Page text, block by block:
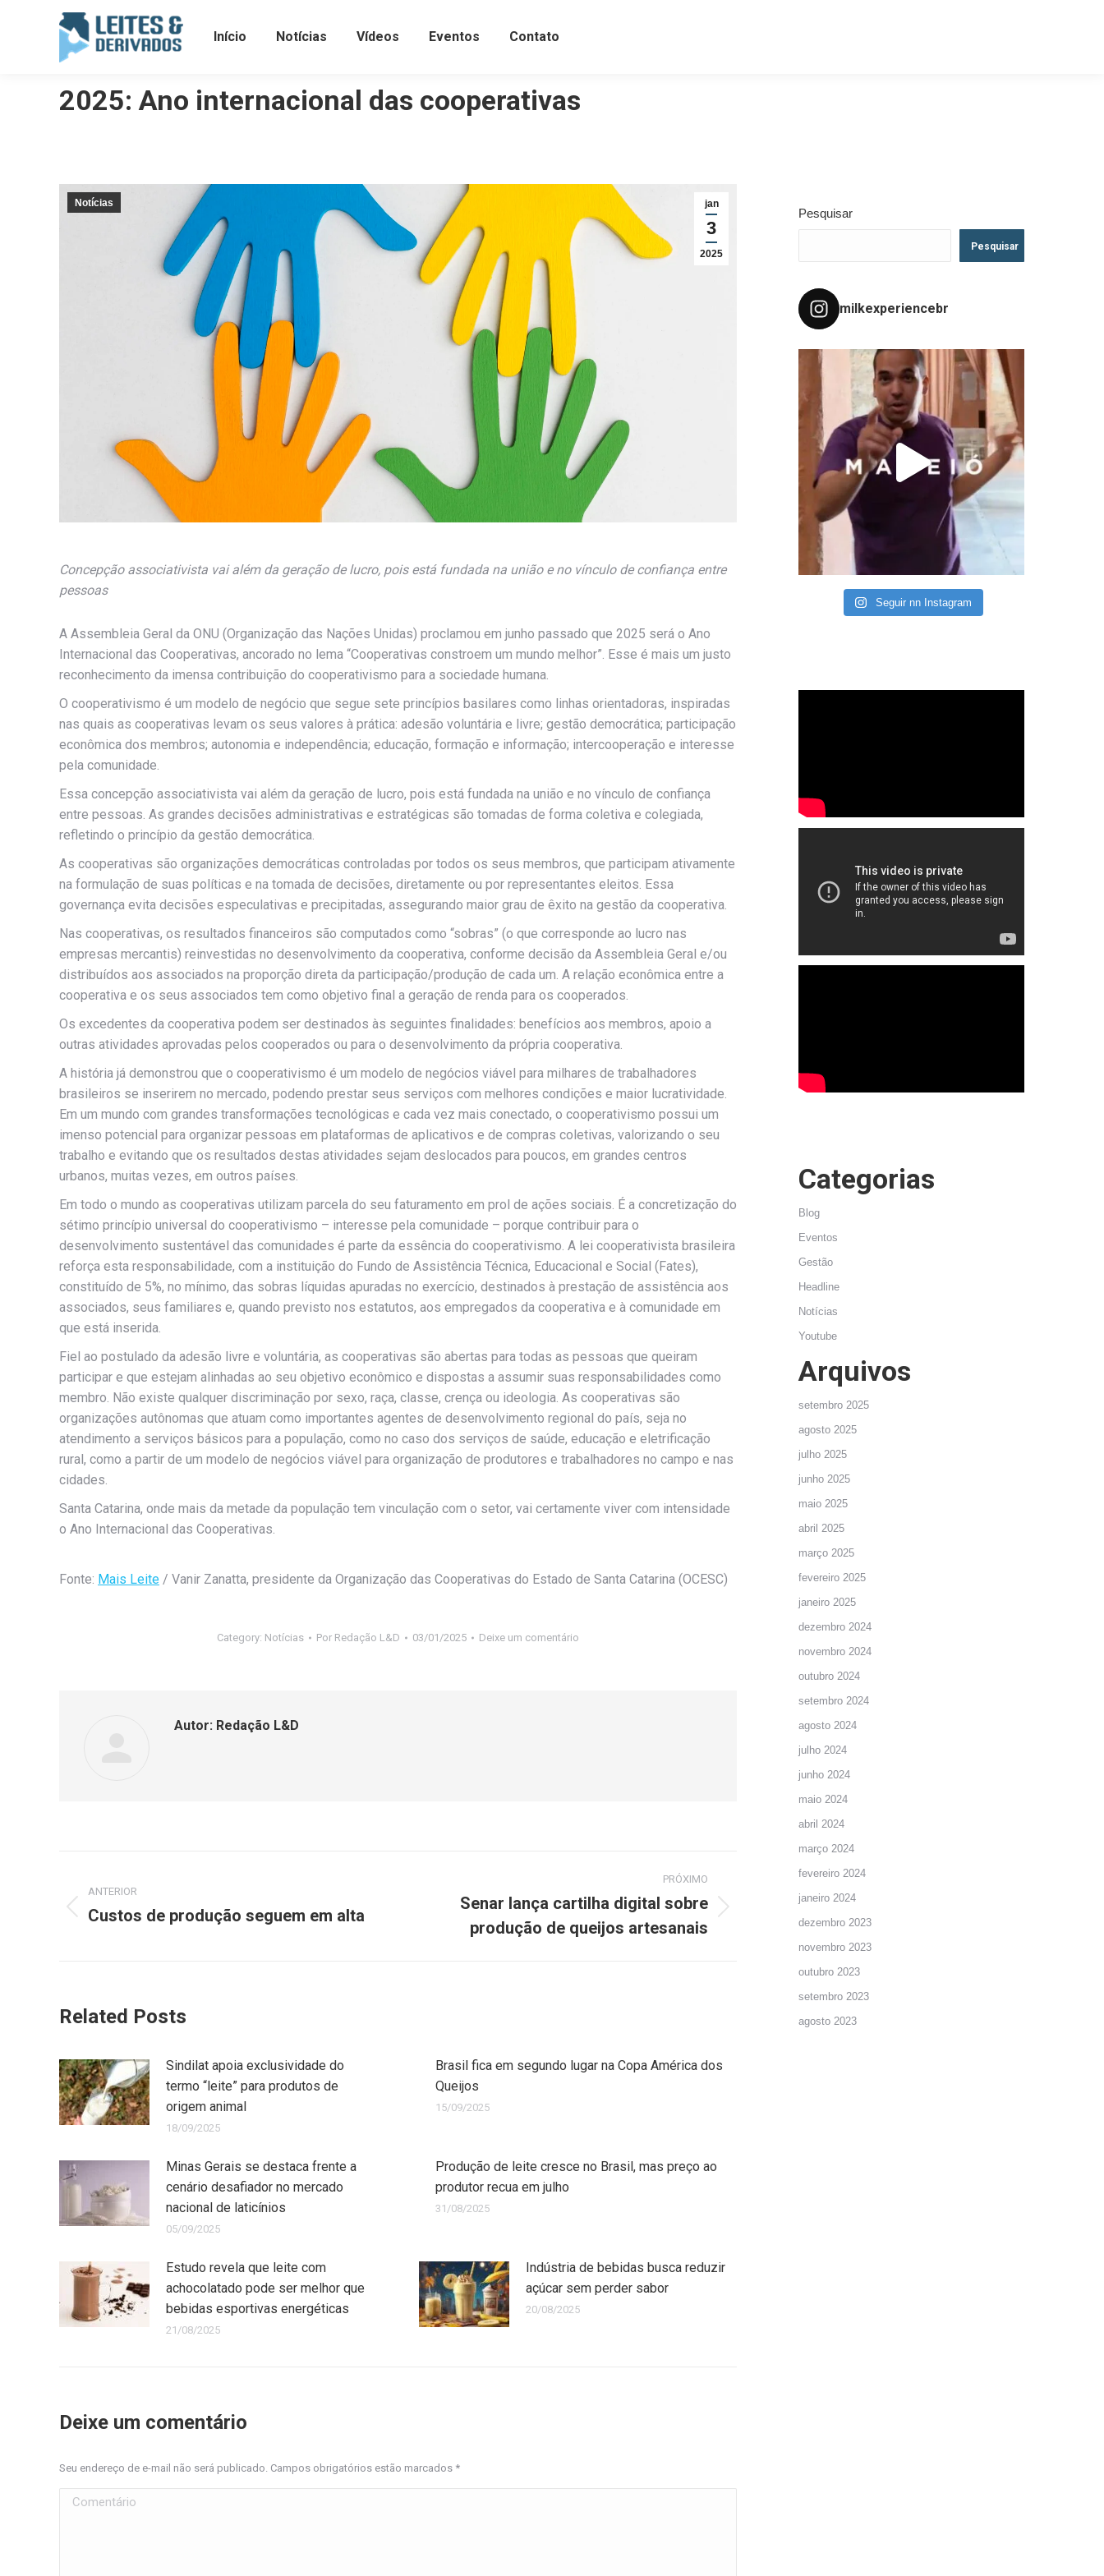
Início Notícias Vídeos Eventos Contato
2025: Ano internacional das cooperativas
jan
3
2025
Notícias
Concepção associativista vai além da geração de lucro, pois está fundada na união e no vínculo de confiança entre
pessoas
A Assembleia Geral da ONU (Organização das Nações Unidas) proclamou em junho passado que 2025 será o Ano
Internacional das Cooperativas, ancorado no lema “Cooperativas constroem um mundo melhor”. Esse é mais um justo
reconhecimento da imensa contribuição do cooperativismo para a sociedade humana.
O cooperativismo é um modelo de negócio que segue sete princípios basilares como linhas orientadoras, inspiradas
nas quais as cooperativas levam os seus valores à prática: adesão voluntária e livre; gestão democrática; participação
econômica dos membros; autonomia e independência; educação, formação e informação; intercooperação e interesse
pela comunidade.
Essa concepção associativista vai além da geração de lucro, pois está fundada na união e no vínculo de confiança
entre pessoas. As grandes decisões administrativas e estratégicas são tomadas de forma coletiva e colegiada,
refletindo o princípio da gestão democrática.
As cooperativas são organizações democráticas controladas por todos os seus membros, que participam ativamente
na formulação de suas políticas e na tomada de decisões, diretamente ou por representantes eleitos. Essa
governança evita decisões especulativas e precipitadas, assegurando maior grau de êxito na gestão da cooperativa.
Nas cooperativas, os resultados financeiros são computados como “sobras” (o que corresponde ao lucro nas
empresas mercantis) reinvestidas no desenvolvimento da cooperativa, conforme decisão da Assembleia Geral e/ou
distribuídos aos associados na proporção direta da participação/produção de cada um. A relação econômica entre a
cooperativa e os seus associados tem como objetivo final a geração de renda para os cooperados.
Os excedentes da cooperativa podem ser destinados às seguintes finalidades: benefícios aos membros, apoio a
outras atividades aprovadas pelos cooperados ou para o desenvolvimento da própria cooperativa.
A história já demonstrou que o cooperativismo é um modelo de negócios viável para milhares de trabalhadores
brasileiros se inserirem no mercado, podendo prestar seus serviços com melhores condições e maior lucratividade.
Em um mundo com grandes transformações tecnológicas e cada vez mais conectado, o cooperativismo possui um
imenso potencial para organizar pessoas em plataformas de aplicativos e de compras coletivas, valorizando o seu
trabalho e evitando que os resultados destas atividades sejam deslocados para poucos, em grandes centros
urbanos, muitas vezes, em outros países.
Em todo o mundo as cooperativas utilizam parcela do seu faturamento em prol de ações sociais. É a concretização do
sétimo princípio universal do cooperativismo – interesse pela comunidade – porque contribuir para o
desenvolvimento sustentável das comunidades é parte da essência do cooperativismo. A lei cooperativista brasileira
reforça esta responsabilidade, com a instituição do Fundo de Assistência Técnica, Educacional e Social (Fates),
constituído de 5%, no mínimo, das sobras líquidas apuradas no exercício, destinados à prestação de assistência aos
associados, seus familiares e, quando previsto nos estatutos, aos empregados da cooperativa e à comunidade em
que está inserida.
Fiel ao postulado da adesão livre e voluntária, as cooperativas são abertas para todas as pessoas que queiram
participar e que estejam alinhadas ao seu objetivo econômico e dispostas a assumir suas responsabilidades como
membro. Não existe qualquer discriminação por sexo, raça, classe, crença ou ideologia. As cooperativas são
organizações autônomas que atuam como importantes agentes de desenvolvimento regional do país, seja no
atendimento a serviços básicos para a população, como no caso dos serviços de saúde, educação e eletrificação
rural, como a partir de um modelo de negócios viável para organização de produtores e trabalhadores no campo e nas
cidades.
Santa Catarina, onde mais da metade da população tem vinculação com o setor, vai certamente viver com intensidade
o Ano Internacional das Cooperativas.
Fonte: Mais Leite / Vanir Zanatta, presidente da Organização das Cooperativas do Estado de Santa Catarina (OCESC)
Category: Notícias Por Redação L&D 03/01/2025 Deixe um comentário
Autor: Redação L&D
ANTERIOR
Custos de produção seguem em alta
PRÓXIMO
Senar lança cartilha digital sobre
produção de queijos artesanais
Related Posts
Sindilat apoia exclusividade do
termo “leite” para produtos de
origem animal
18/09/2025
Brasil fica em segundo lugar na Copa América dos
Queijos
15/09/2025
Minas Gerais se destaca frente a
cenário desafiador no mercado
nacional de laticínios
05/09/2025
Produção de leite cresce no Brasil, mas preço ao
produtor recua em julho
31/08/2025
Estudo revela que leite com
achocolatado pode ser melhor que
bebidas esportivas energéticas
21/08/2025
Indústria de bebidas busca reduzir
açúcar sem perder sabor
20/08/2025
Deixe um comentário
Seu endereço de e-mail não será publicado. Campos obrigatórios estão marcados *
Comentário
Pesquisar
Pesquisar
milkexperiencebr
Seguir nn Instagram
Categorias
Blog
Eventos
Gestão
Headline
Notícias
Youtube
Arquivos
setembro 2025
agosto 2025
julho 2025
junho 2025
maio 2025
abril 2025
março 2025
fevereiro 2025
janeiro 2025
dezembro 2024
novembro 2024
outubro 2024
setembro 2024
agosto 2024
julho 2024
junho 2024
maio 2024
abril 2024
março 2024
fevereiro 2024
janeiro 2024
dezembro 2023
novembro 2023
outubro 2023
setembro 2023
agosto 2023